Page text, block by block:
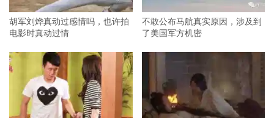
胡军刘烨真动过感情吗，也许拍
电影时真动过情
不敢公布马航真实原因，涉及到
了美国军方机密